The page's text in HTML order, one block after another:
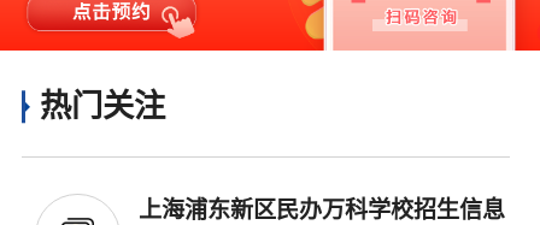
热门关注
上海浦东新区民办万科学校招生信息